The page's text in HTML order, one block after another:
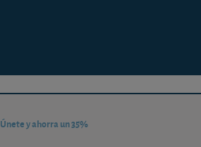
Únete y ahorra un 35%